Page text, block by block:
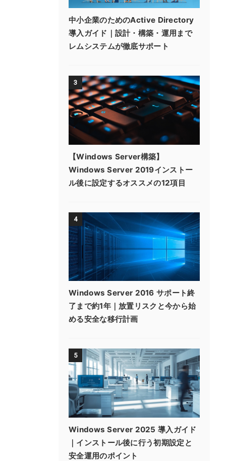
中小企業のためのActive Directory
導入ガイド｜設計・構築・運用まで
レムシステムが徹底サポート
3
【Windows Server構築】
Windows Server 2019インストー
ル後に設定するオススメの12項目
4
Windows Server 2016 サポート終
了まで約1年｜放置リスクと今から始
める安全な移行計画
5
Windows Server 2025 導入ガイド
｜インストール後に行う初期設定と
安全運用のポイント